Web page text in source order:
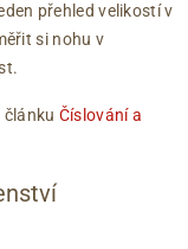
přehled velikostí v
si nohu v
článku Číslování a